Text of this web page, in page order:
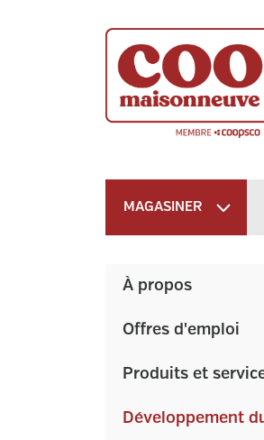
MAGASINER
À propos
Offres d'emploi
Produits et
Développement